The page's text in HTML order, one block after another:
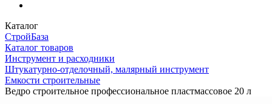
Каталог
СтройБаза
Каталог товаров
Инструмент и расходники
Штукатурно-отделочный, малярный инструмент
Емкости строительные
Ведро строительное профессиональное пластмассовое 20 л